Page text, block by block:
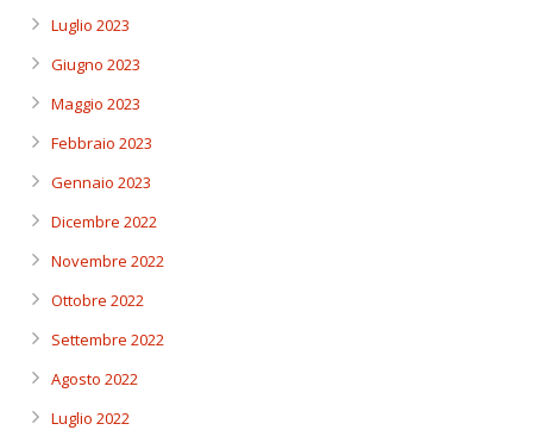
Luglio 2023
Giugno 2023
Maggio 2023
Febbraio 2023
Gennaio 2023
Dicembre 2022
Novembre 2022
Ottobre 2022
Settembre 2022
Agosto 2022
Luglio 2022